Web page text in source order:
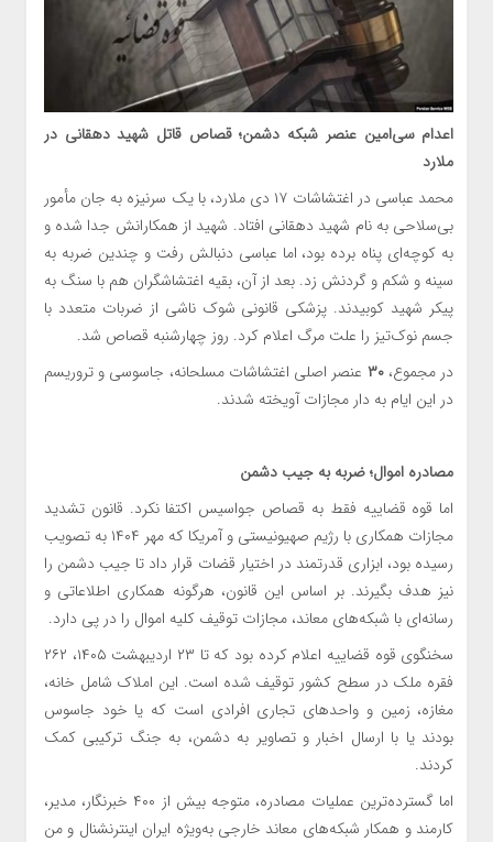
اعدام سی‌امین عنصر شبکه دشمن؛ قصاص قاتل شهید دهقانی در
ملارد
محمد عباسی در اغتشاشات ۱۷ دی ملارد، با یک سرنیزه به جان مأمور
بی‌سلاحی به نام شهید دهقانی افتاد. شهید از همکارانش جدا شده و
به کوچه‌ای پناه برده بود، اما عباسی دنبالش رفت و چندین ضربه به
سینه و شکم و گردنش زد. بعد از آن، بقیه اغتشاشگران هم با سنگ به
پیکر شهید کوبیدند. پزشکی قانونی شوک ناشی از ضربات متعدد با
جسم نوک‌تیز را علت مرگ اعلام کرد. روز چهارشنبه قصاص شد.
در مجموع،۳۰ عنصر اصلی اغتشاشات مسلحانه، جاسوسی و تروریسم
در این ایام به دار مجازات آویخته شدند.
مصادره اموال؛ ضربه به جیب دشمن
اما قوه قضاییه فقط به قصاص جواسیس اکتفا نکرد. قانون تشدید
مجازات همکاری با رژیم صهیونیستی و آمریکا که مهر ۱۴۰۴ به تصویب
رسیده بود، ابزاری قدرتمند در اختیار قضات قرار داد تا جیب دشمن را
نیز هدف بگیرند. بر اساس این قانون، هرگونه همکاری اطلاعاتی و
رسانه‌ای با شبکه‌های معاند، مجازات توقیف کلیه اموال را در پی دارد.
سخنگوی قوه قضاییه اعلام کرده بود که تا ۲۳ اردیبهشت ۱۴۰۵، ۲۶۲
فقره ملک در سطح کشور توقیف شده است. این املاک شامل خانه،
مغازه، زمین و واحدهای تجاری افرادی است که یا خود جاسوس
بودند یا با ارسال اخبار و تصاویر به دشمن، به جنگ ترکیبی کمک
کردند.
اما گسترده‌ترین عملیات مصادره، متوجه بیش از ۴۰۰ خبرنگار، مدیر،
کارمند و همکار شبکه‌های معاند خارجی به‌ویژه ایران اینترنشنال و من